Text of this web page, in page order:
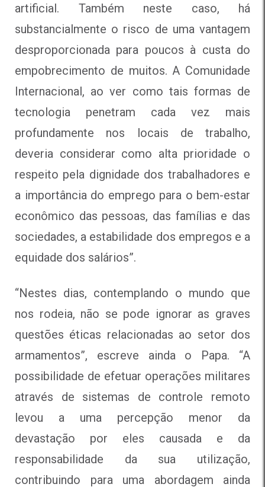
artificial. Também neste caso, há
substancialmente o risco de uma vantagem
desproporcionada para poucos à custa do
empobrecimento de muitos. A Comunidade
Internacional, ao ver como tais formas de
tecnologia penetram cada vez mais
profundamente nos locais de trabalho,
deveria considerar como alta prioridade o
respeito pela dignidade dos trabalhadores e
a importância do emprego para o bem-estar
econômico das pessoas, das famílias e das
sociedades, a estabilidade dos empregos e a
equidade dos salários”.
“Nestes dias, contemplando o mundo que
nos rodeia, não se pode ignorar as graves
questões éticas relacionadas ao setor dos
armamentos”, escreve ainda o Papa. “A
possibilidade de efetuar operações militares
através de sistemas de controle remoto
levou a uma percepção menor da
devastação por eles causada e da
responsabilidade da sua utilização,
contribuindo para uma abordagem ainda